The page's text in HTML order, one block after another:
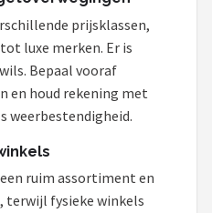
prijsklassen,
luxe merken. Er is
Bepaal vooraf
en houd rekening met
weerbestendigheid.
ruim assortiment en
terwijl fysieke winkels